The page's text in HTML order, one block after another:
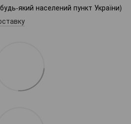
який населений пункт України)